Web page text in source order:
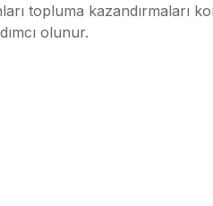
topluma kazandırmaları
olunur.